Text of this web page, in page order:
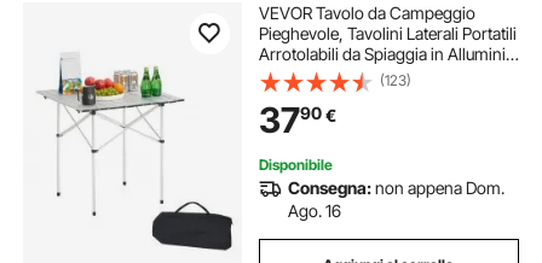
VEVOR Tavolo da Campeggio
Pieghevole, Tavolini Laterali Portatili
Arrotolabili da Spiaggia in Alluminio
Leggero, con Borsa per Trasporto,
per Cucinare all'Aperto, Festa,
Picnic, Viaggi, Argento
(123)
3790€
Disponibile
Consegna:non appena Dom.
Ago. 16